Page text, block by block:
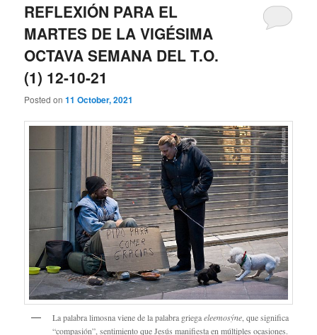
REFLEXIÓN PARA EL
MARTES DE LA VIGÉSIMA
OCTAVA SEMANA DEL T.O.
(1) 12-10-21
Posted on11 October, 2021
La palabra limosna viene de la palabra griegaeleemosýne, que significa
“compasión”, sentimiento que Jesús manifiesta en múltiples ocasiones.